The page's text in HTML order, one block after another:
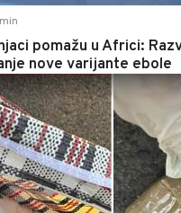
pomažu u Africi:
nove varijante ebole